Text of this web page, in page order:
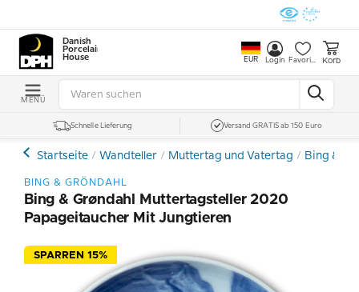
Danish
Porcelain
House
EUR Login Favoriten Korb
MENÜ
Schnelle Lieferung Versand GRATIS ab 150 Euro
Startseite Wandteller Muttertag und Vatertag Bing &
BING & GRÖNDAHL
Bing & Grøndahl Muttertagsteller 2020
Papageitaucher Mit Jungtieren
SPARREN 15%